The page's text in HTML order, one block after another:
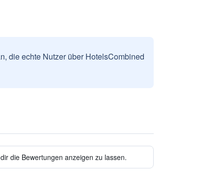
die echte Nutzer über HotelsCombined
die Bewertungen anzeigen zu lassen.